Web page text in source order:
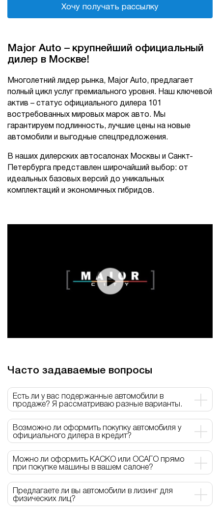
Хочу получать рассылку
Major Auto – крупнейший официальный
дилер в Москве!
Многолетний лидер рынка, Major Auto, предлагает
полный цикл услуг премиального уровня. Наш ключевой
актив – статус официального дилера 101
востребованных мировых марок авто. Мы
гарантируем подлинность, лучшие цены на новые
автомобили и выгодные спецпредложения.
В наших дилерских автосалонах Москвы и Санкт-
Петербурга представлен широчайший выбор: от
идеальных базовых версий до уникальных
комплектаций и экономичных гибридов.
Часто задаваемые вопросы
Есть ли у вас подержанные автомобили в
продаже? Я рассматриваю разные варианты.
Возможно ли оформить покупку автомобиля у
официального дилера в кредит?
Можно ли оформить КАСКО или ОСАГО прямо
при покупке машины в вашем салоне?
Предлагаете ли вы автомобили в лизинг для
физических лиц?